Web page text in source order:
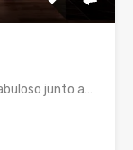
junto a…